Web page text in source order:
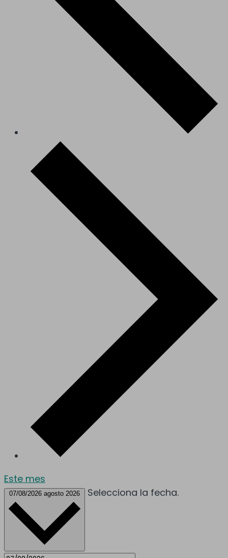
Este mes
07/08/2026 agosto 2026 Selecciona la fecha.